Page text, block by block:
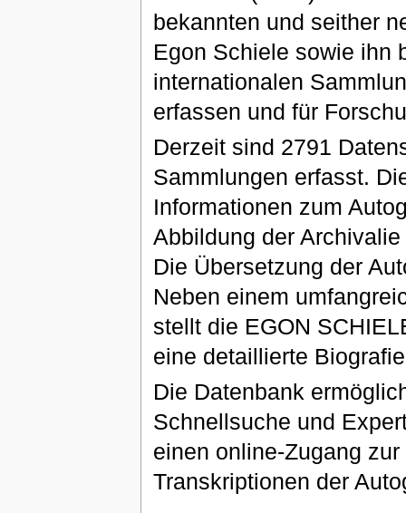
bekannten und seither
Egon Schiele sowie ihn
internationalen
erfassen und für
Derzeit sind 2791
Sammlungen erfasst.
Informationen zum
Abbildung der
Die Übersetzung der
Neben einem
stellt die EGON
eine detaillierte
Die Datenbank
Schnellsuche und
einen online-Zugang
Transkriptionen der